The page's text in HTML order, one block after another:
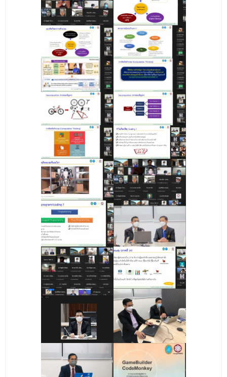
- ฐานข้อมูลงานวิจัย
- การจัดการความรู้ (KM Scitech)
- โครงการบริหารจัดการพื้นที่ 10 ไร่ ด้านหลังโรงสีข้าว
สวนดุสิต จังหวัดปราจีนบุรี
- โครงการส่งเสริมการปลูกกล้วยเล็บมือนางฯ
- ผลงาน/รางวัล
- SDU Zero Waste
- งานวิจัย/นวัตกรรม
ติดต่อเรา